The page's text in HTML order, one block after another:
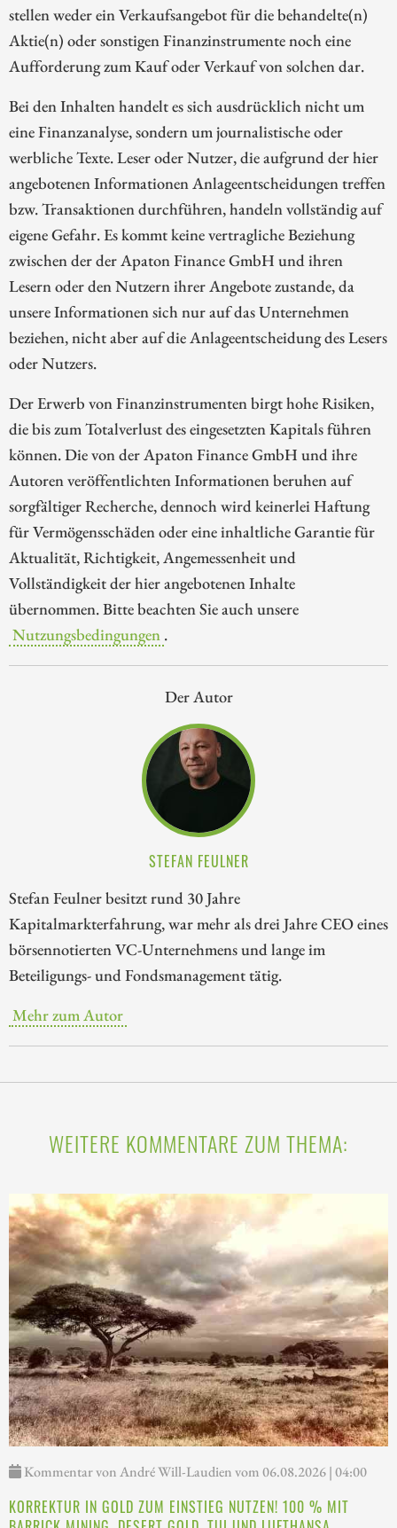
stellen weder ein Verkaufsangebot für die behandelte(n)
Aktie(n) oder sonstigen Finanzinstrumente noch eine
Aufforderung zum Kauf oder Verkauf von solchen dar.
Bei den Inhalten handelt es sich ausdrücklich nicht um
eine Finanzanalyse, sondern um journalistische oder
werbliche Texte. Leser oder Nutzer, die aufgrund der hier
angebotenen Informationen Anlageentscheidungen treffen
bzw. Transaktionen durchführen, handeln vollständig auf
eigene Gefahr. Es kommt keine vertragliche Beziehung
zwischen der der Apaton Finance GmbH und ihren
Lesern oder den Nutzern ihrer Angebote zustande, da
unsere Informationen sich nur auf das Unternehmen
beziehen, nicht aber auf die Anlageentscheidung des Lesers
oder Nutzers.
Der Erwerb von Finanzinstrumenten birgt hohe Risiken,
die bis zum Totalverlust des eingesetzten Kapitals führen
können. Die von der Apaton Finance GmbH und ihre
Autoren veröffentlichten Informationen beruhen auf
sorgfältiger Recherche, dennoch wird keinerlei Haftung
für Vermögensschäden oder eine inhaltliche Garantie für
Aktualität, Richtigkeit, Angemessenheit und
Vollständigkeit der hier angebotenen Inhalte
übernommen. Bitte beachten Sie auch unsere
Nutzungsbedingungen .
Der Autor
STEFAN FEULNER
Stefan Feulner besitzt rund 30 Jahre
Kapitalmarkterfahrung, war mehr als drei Jahre CEO eines
börsennotierten VC-Unternehmens und lange im
Beteiligungs- und Fondsmanagement tätig.
Mehr zum Autor
WEITERE KOMMENTARE ZUM THEMA:
Kommentar von André Will-Laudien vom 06.08.2026 | 04:00
KORREKTUR IN GOLD ZUM EINSTIEG NUTZEN! 100 % MIT